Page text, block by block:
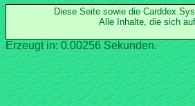
Diese Seite sowie die
Alle Inhalte, die sich
Erzeugt in: 0.00256 Sekunden.